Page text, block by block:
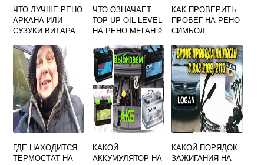
ЧТО ЛУЧШЕ РЕНО
АРКАНА ИЛИ
СУЗУКИ ВИТАРА
ЧТО ОЗНАЧАЕТ
TOP UP OIL LEVEL
НА РЕНО МЕГАН 2
КАК ПРОВЕРИТЬ
ПРОБЕГ НА РЕНО
СИМБОЛ
ГДЕ НАХОДИТСЯ
ТЕРМОСТАТ НА
КАКОЙ
АККУМУЛЯТОР НА
КАКОЙ ПОРЯДОК
ЗАЖИГАНИЯ НА